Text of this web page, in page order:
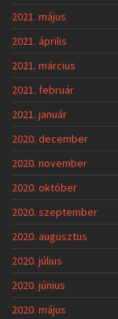
2021. május
2021. április
2021. március
2021. február
2021. január
2020. december
2020. november
2020. október
2020. szeptember
2020. augusztus
2020. július
2020. június
2020. május